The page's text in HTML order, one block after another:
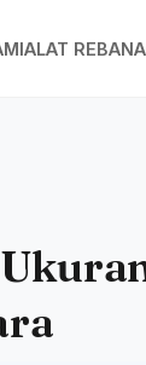
ALAT REBANA